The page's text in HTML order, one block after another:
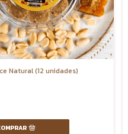
Natural (12 unidades)